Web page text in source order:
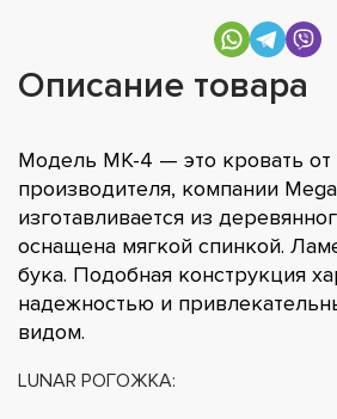
Описание товара
Модель МК-4 — это кровать от
производителя, компании
изготавливается из
оснащена мягкой спинкой.
бука. Подобная конструкция
надежностью и
видом.
LUNAR РОГОЖКА: